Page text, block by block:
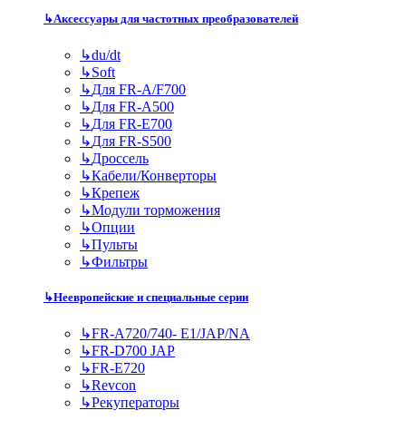
↳Аксессуары для частотных преобразователей
↳du/dt
↳Soft
↳Для FR-A/F700
↳Для FR-A500
↳Для FR-E700
↳Для FR-S500
↳Дроссель
↳Кабели/Конверторы
↳Крепеж
↳Модули торможения
↳Опции
↳Пульты
↳Фильтры
↳Неевропейские и специальные серии
↳FR-A720/740- E1/JAP/NA
↳FR-D700 JAP
↳FR-E720
↳Revcon
↳Рекуператоры